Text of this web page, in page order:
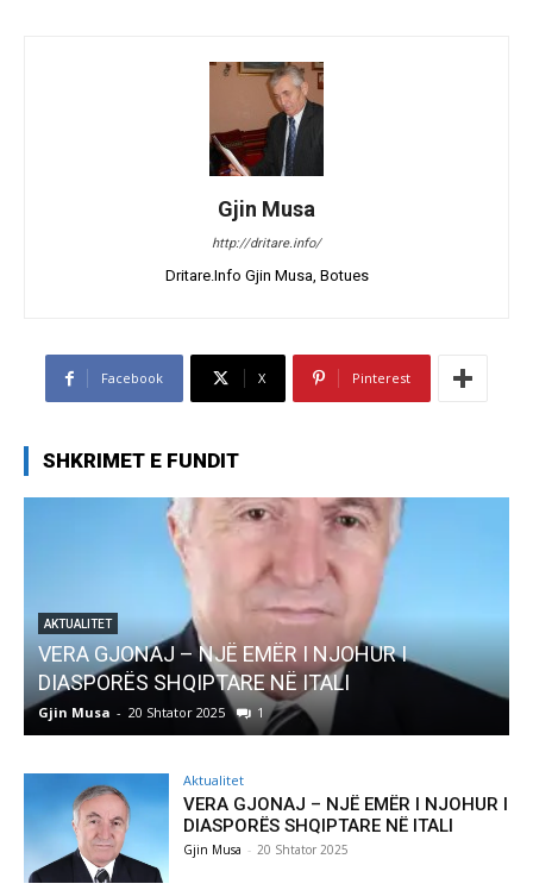
Gjin Musa
http://dritare.info/
Dritare.Info Gjin Musa, Botues
Facebook X Pinterest
SHKRIMET E FUNDIT
NJOHUR I
AKTUALITET
Pregaditi Gjin Musa-Rome-
Gjin Musa - 8 Shtator 2025
Aktualitet
VERA GJONAJ – NJË EMËR I NJOHUR I
DIASPORËS SHQIPTARE NË ITALI
Gjin Musa - 20 Shtator 2025